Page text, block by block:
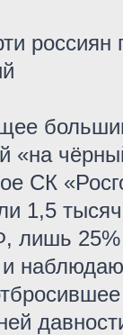
россиян
«на
СК
1,5
лишь